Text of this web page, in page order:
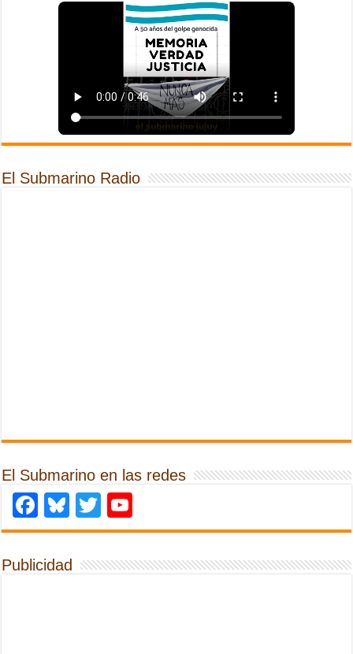
El Submarino Radio
El Submarino en las redes
Facebook
Bluesky
Twitter
Publicidad